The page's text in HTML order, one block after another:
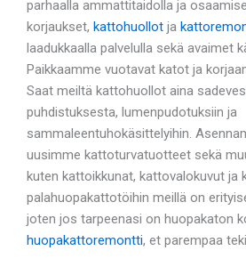
parhaalla ammattitaidolla ja
korjaukset, kattohuollot ja
laadukkaalla palvelulla sekä avaimet
Paikkaamme vuotavat katot ja
Saat meiltä kattohuollot aina
puhdistuksesta, lumenpudotuksiin ja
sammaleentuhokäsittelyihin.
uusimme kattoturvatuotteet sekä
kuten kattoikkunat, kattovalokuvut ja
palahuopakattotöihin meillä on
joten jos tarpeenasi on huopakaton
huopakattoremontti, et parempaa